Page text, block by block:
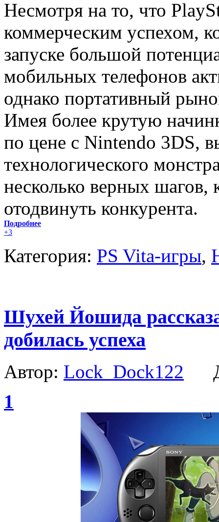
Несмотря на то, что
коммерческим успехом,
запуске большой
мобильных телефонов
однако портативный
Имея более крутую
по цене с Nintendo 3DS,
технологического
несколько верных
отодвинуть конкурента.
Подробнее
+3
Категория: PS Vita-игры,
Шухей Йошида
добилась успеха
Автор: Lock_Dock122
1